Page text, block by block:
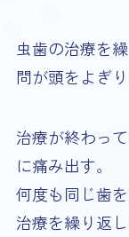
虫歯の治療を
問が頭をよぎ
治療が終わっ
に痛み出す。
何度も同じ歯
治療を繰り返